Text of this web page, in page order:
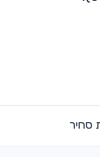
סחיר